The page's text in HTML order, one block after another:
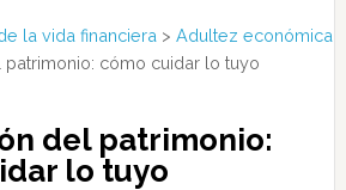
la vida financiera > Adultez económica
cómo cuidar lo tuyo
del patrimonio:
lo tuyo